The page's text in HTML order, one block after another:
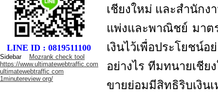
LINE ID : 0819511100
Sidebar
Mozrank check tool
https://www.ultimatewebtraffic.com
ultimatewebtraffic com
1minutereview org/
เชียงใหม่ และสำนัก
แพ่งและพาณิชย์ มาต
เงินไว้เพื่อประโยชน์
อย่างไร ทีมทนายเชีย
ขายย่อมมีสิทธิริบเงิน